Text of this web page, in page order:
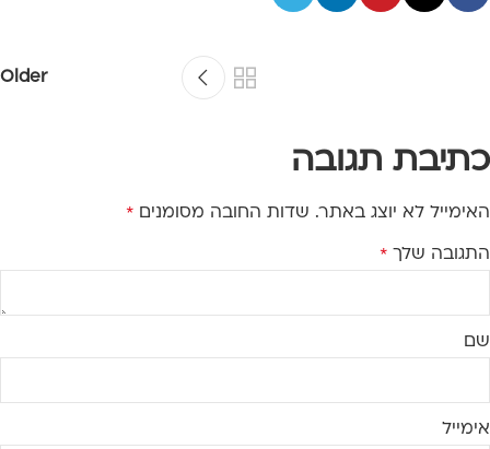
Older
כתיבת תגובה
האימייל לא יוצג באתר. שדות החובה מסומנים *
התגובה שלך *
שם
אימייל